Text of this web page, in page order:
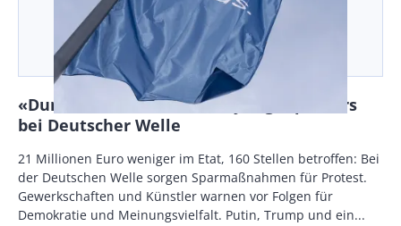
«Dummheit»: Künstler Tilly rügt Sparkurs
bei Deutscher Welle
Body
21 Millionen Euro weniger im Etat, 160 Stellen betroffen: Bei
der Deutschen Welle sorgen Sparmaßnahmen für Protest.
Gewerkschaften und Künstler warnen vor Folgen für
Demokratie und Meinungsvielfalt. Putin, Trump und ein...